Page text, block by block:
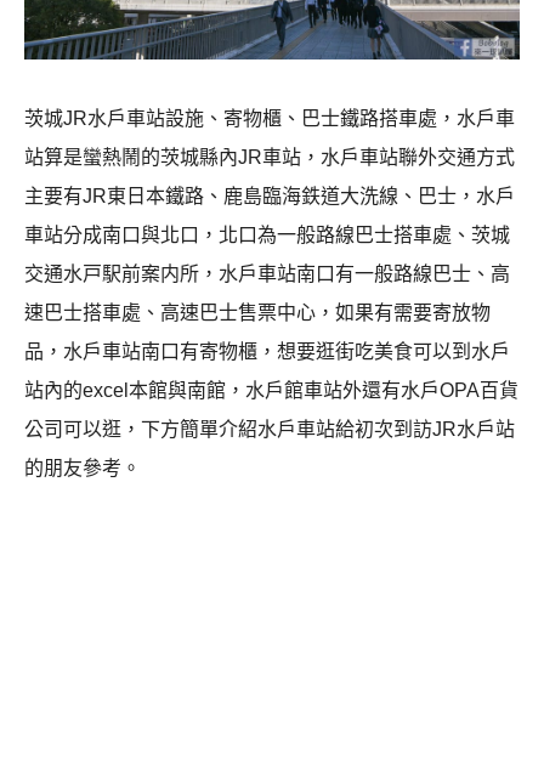
茨城JR水戶車站設施、寄物櫃、巴士鐵路搭車處，水戶車
站算是蠻熱鬧的茨城縣內JR車站，水戶車站聯外交通方式
主要有JR東日本鐵路、鹿島臨海鉄道大洗線、巴士，水戶
車站分成南口與北口，北口為一般路線巴士搭車處、茨城
交通水戸駅前案内所，水戶車站南口有一般路線巴士、高
速巴士搭車處、高速巴士售票中心，如果有需要寄放物
品，水戶車站南口有寄物櫃，想要逛街吃美食可以到水戶
站內的excel本館與南館，水戶館車站外還有水戶OPA百貨
公司可以逛，下方簡單介紹水戶車站給初次到訪JR水戶站
的朋友參考。